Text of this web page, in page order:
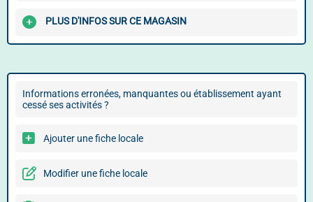
PLUS D'INFOS SUR CE MAGASIN
Informations erronées, manquantes ou établissement ayant
cessé ses activités ?
Ajouter une fiche locale
Modifier une fiche locale